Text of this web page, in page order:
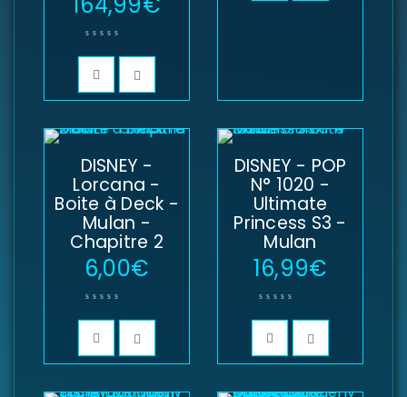
SE CONNECTER
DE PASSE PERDU ?
DISNEY -
Lorcana -
Boite à Deck -
Mulan -
Chapitre 2
6,00€
DISNEY - POP
N° 1020 -
Ultimate
Princess S3 -
Mulan
16,99€